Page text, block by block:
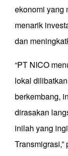
ekonomi yang
menarik
dan
“PT NICO
lokal
berkembang,
dirasakan
inilah yang